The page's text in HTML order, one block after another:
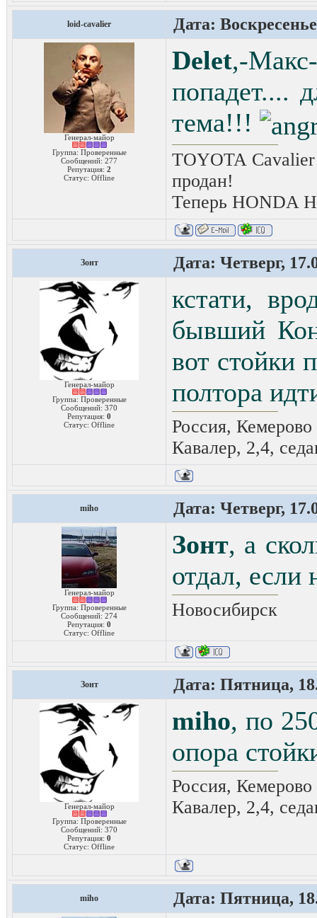
loid-cavalier Дата:
Генерал-майор
Группа: Проверенные
Сообщений: 277
Репутация: 2
Статус: Offline
Delet,-
попадет....
тема!!!
TOYOTA Cavalier
продан!
Теперь HONDA
Зонт Дата: Четверг,
Генерал-майор
Группа: Проверенные
Сообщений: 370
Репутация: 0
Статус: Offline
кстати,
бывший
вот стойки
полтора
Россия, Кемерово
Кавалер, 2,4,
miho Дата: Четверг,
Генерал-майор
Группа: Проверенные
Сообщений: 274
Репутация: 0
Статус: Offline
Зонт, а
отдал, если
Новосибирск
Зонт Дата: Пятница,
Генерал-майор
Группа: Проверенные
Сообщений: 370
Репутация: 0
Статус: Offline
miho, по
опора
Россия, Кемерово
Кавалер, 2,4,
miho Дата: Пятница,